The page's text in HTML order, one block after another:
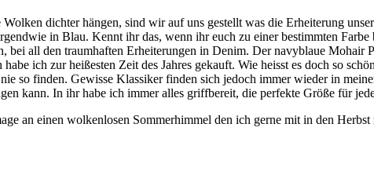
dichter hängen, sind wir auf uns gestellt was die Erheiterung
in Blau. Kennt ihr das, wenn ihr euch zu einer bestimmten
all den traumhaften Erheiterungen in Denim. Der navyblaue Mohair
ich zur heißesten Zeit des Jahres gekauft. Wie heisst es doch so
so finden. Gewisse Klassiker finden sich jedoch immer wieder in
kann. In ihr habe ich immer alles griffbereit, die perfekte Größe für
an einen wolkenlosen Sommerhimmel den ich gerne mit in den Herbst